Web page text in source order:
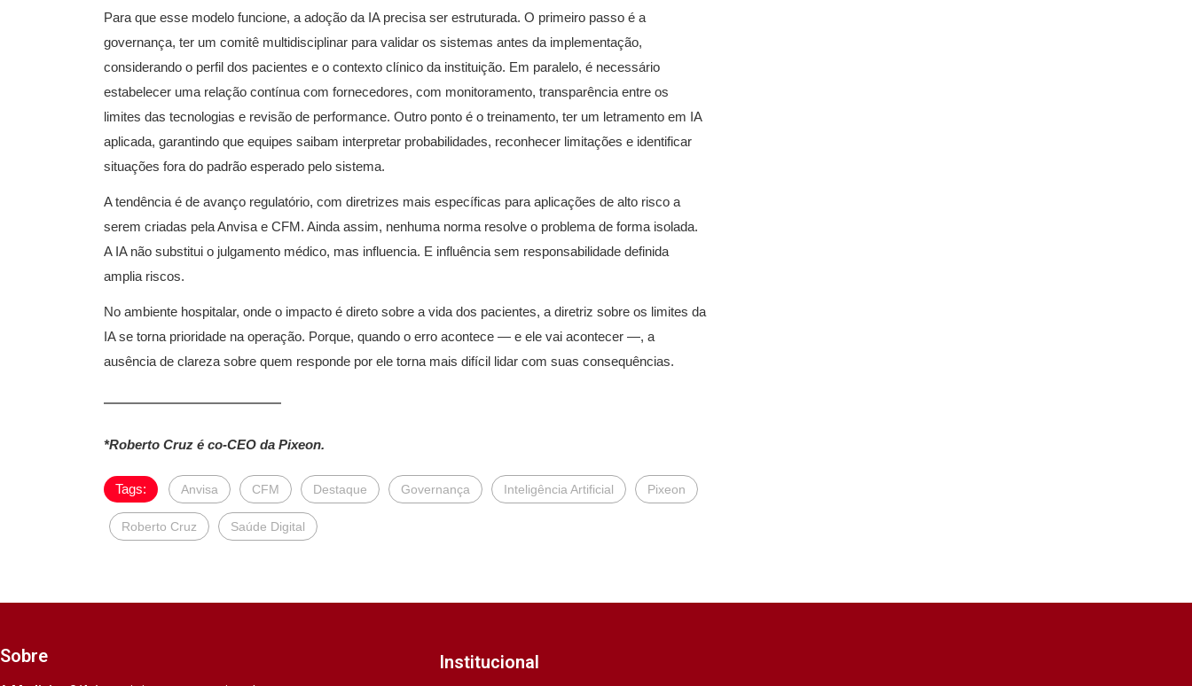
Para que esse modelo funcione, a adoção da IA precisa ser estruturada. O primeiro passo é a
governança, ter um comitê multidisciplinar para validar os sistemas antes da implementação,
considerando o perfil dos pacientes e o contexto clínico da instituição. Em paralelo, é necessário
estabelecer uma relação contínua com fornecedores, com monitoramento, transparência entre os
limites das tecnologias e revisão de performance. Outro ponto é o treinamento, ter um letramento em IA
aplicada, garantindo que equipes saibam interpretar probabilidades, reconhecer limitações e identificar
situações fora do padrão esperado pelo sistema.
A tendência é de avanço regulatório, com diretrizes mais específicas para aplicações de alto risco a
serem criadas pela Anvisa e CFM. Ainda assim, nenhuma norma resolve o problema de forma isolada.
A IA não substitui o julgamento médico, mas influencia. E influência sem responsabilidade definida
amplia riscos.
No ambiente hospitalar, onde o impacto é direto sobre a vida dos pacientes, a diretriz sobre os limites da
IA se torna prioridade na operação. Porque, quando o erro acontece — e ele vai acontecer —, a
ausência de clareza sobre quem responde por ele torna mais difícil lidar com suas consequências.
*Roberto Cruz é co-CEO da Pixeon.
Tags: Anvisa CFM Destaque Governança Inteligência Artificial Pixeon
Roberto Cruz Saúde Digital
Sobre Institucional